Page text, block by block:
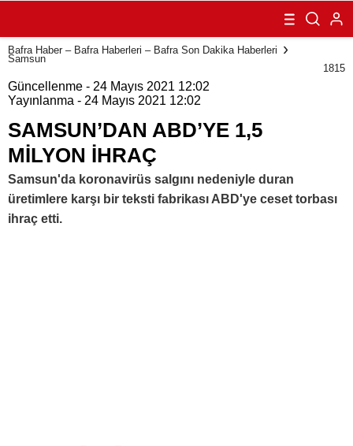
MİLYON İHRAÇ
Bafra Haber – Bafra Haberleri – Bafra Son Dakika Haberleri
Samsun
1815
Güncellenme - 24 Mayıs 2021 12:02
Yayınlanma - 24 Mayıs 2021 12:02
SAMSUN’DAN ABD’YE 1,5
MİLYON İHRAÇ
Samsun'da koronavirüs salgını nedeniyle duran
üretimlere karşı bir teksti fabrikası ABD'ye ceset torbası
ihraç etti.